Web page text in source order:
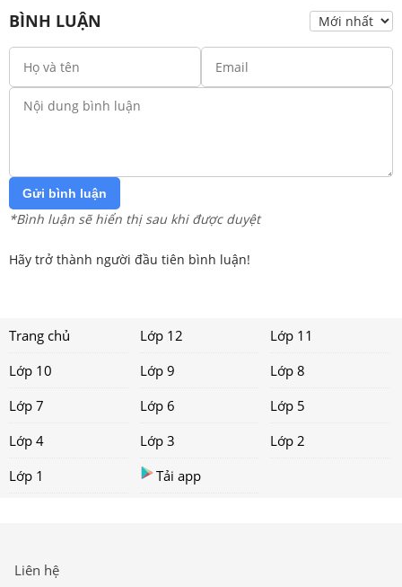
BÌNH LUẬN
Gửi bình luận
*Bình luận sẽ hiển thị sau khi được duyệt
Hãy trở thành người đầu tiên bình luận!
Trang chủ Lớp 12
Lớp 11
Lớp 10
Lớp 9
Lớp 8
Lớp 7
Lớp 6
Lớp 5
Lớp 4
Lớp 3
Lớp 2
Lớp 1
Tải app
Liên hệ